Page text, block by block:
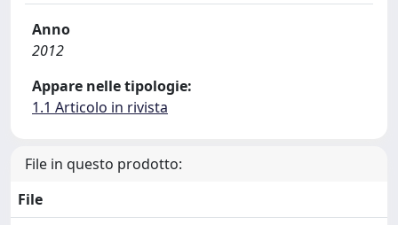
Anno
2012
Appare nelle tipologie:
1.1 Articolo in rivista
File in questo prodotto:
File